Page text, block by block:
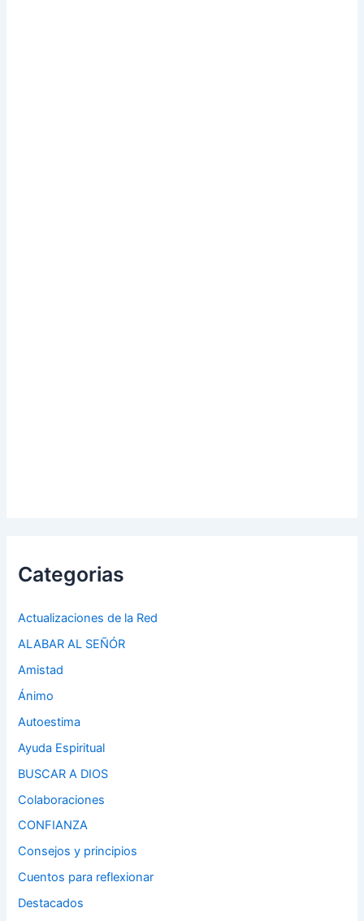
Categorias
Actualizaciones de la Red
ALABAR AL SEÑÓR
Amistad
Ánimo
Autoestima
Ayuda Espiritual
BUSCAR A DIOS
Colaboraciones
CONFIANZA
Consejos y principios
Cuentos para reflexionar
Destacados